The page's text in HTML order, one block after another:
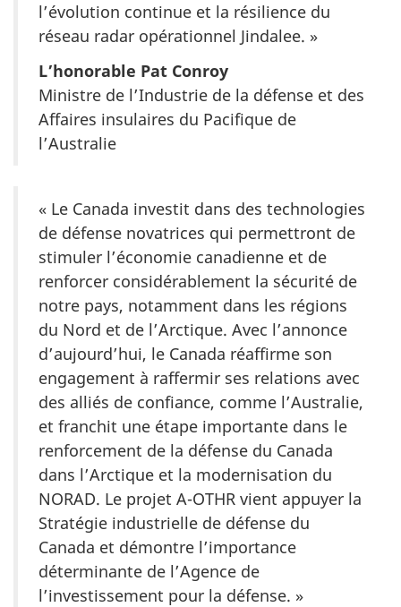
l’évolution continue et la résilience du
réseau radar opérationnel Jindalee. »
L’honorable Pat Conroy
Ministre de l’Industrie de la défense et des
Affaires insulaires du Pacifique de
l’Australie
« Le Canada investit dans des technologies
de défense novatrices qui permettront de
stimuler l’économie canadienne et de
renforcer considérablement la sécurité de
notre pays, notamment dans les régions
du Nord et de l’Arctique. Avec l’annonce
d’aujourd’hui, le Canada réaffirme son
engagement à raffermir ses relations avec
des alliés de confiance, comme l’Australie,
et franchit une étape importante dans le
renforcement de la défense du Canada
dans l’Arctique et la modernisation du
NORAD. Le projet A-OTHR vient appuyer la
Stratégie industrielle de défense du
Canada et démontre l’importance
déterminante de l’Agence de
l’investissement pour la défense. »